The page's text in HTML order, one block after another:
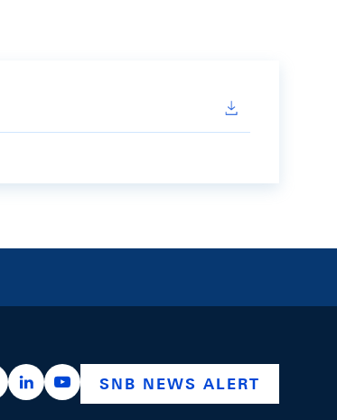
https://x.com/snb_bns
https://ch.linkedin.com/company/swiss-
https://www.youtube.com/
SNB NEWS ALERT